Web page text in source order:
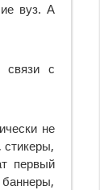
вуз. А
связи с
не
стикеры,
первый